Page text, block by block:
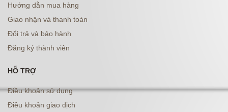
Hướng dẫn mua hàng
Giao nhận và thanh toán
Đổi trả và bảo hành
Đăng ký thành viên
HỖ TRỢ
Điều khoản sử dụng
Điều khoản giao dịch